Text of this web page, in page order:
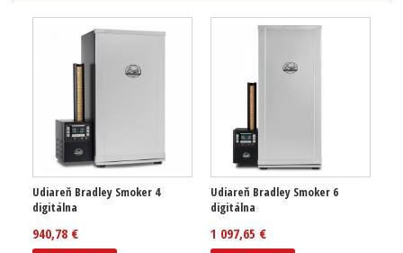
Udiareň Bradley Smoker 4
digitálna
940,78 €
Udiareň Bradley Smoker 6
digitálna
1 097,65 €